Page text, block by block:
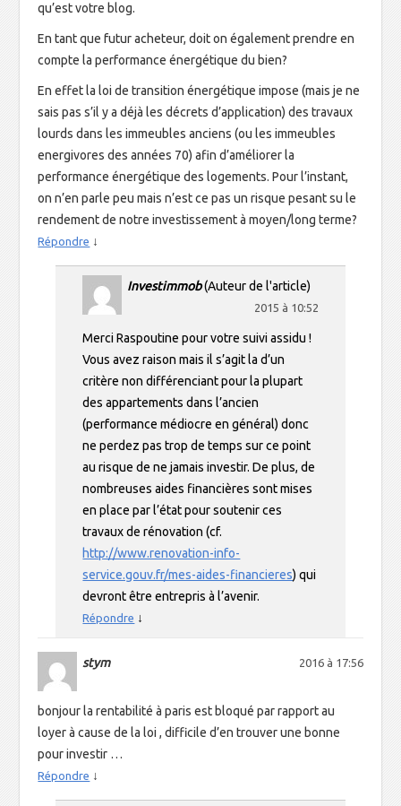
qu’est votre blog.
En tant que futur acheteur, doit on également prendre en
compte la performance énergétique du bien?
En effet la loi de transition énergétique impose (mais je ne
sais pas s’il y a déjà les décrets d’application) des travaux
lourds dans les immeubles anciens (ou les immeubles
energivores des années 70) afin d’améliorer la
performance énergétique des logements. Pour l’instant,
on n’en parle peu mais n’est ce pas un risque pesant su le
rendement de notre investissement à moyen/long terme?
Répondre ↓
Investimmob(Auteur de l'article)
2015 à 10:52
Merci Raspoutine pour votre suivi assidu !
Vous avez raison mais il s’agit la d’un
critère non différenciant pour la plupart
des appartements dans l’ancien
(performance médiocre en général) donc
ne perdez pas trop de temps sur ce point
au risque de ne jamais investir. De plus, de
nombreuses aides financières sont mises
en place par l’état pour soutenir ces
travaux de rénovation (cf.
http://www.renovation-info-
service.gouv.fr/mes-aides-financieres) qui
devront être entrepris à l’avenir.
Répondre ↓
stym 2016 à 17:56
bonjour la rentabilité à paris est bloqué par rapport au
loyer à cause de la loi , difficile d’en trouver une bonne
pour investir …
Répondre ↓